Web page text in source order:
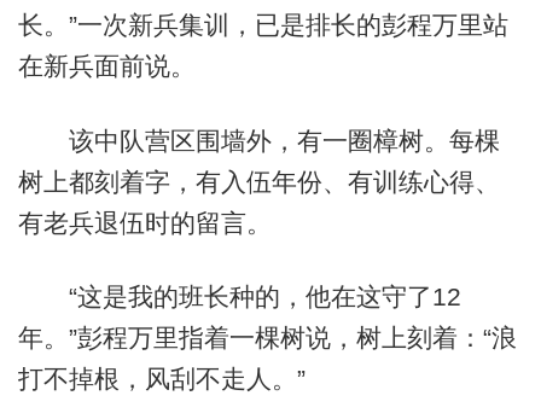
长。”一次新兵集训，已是排长的彭程万里站
在新兵面前说。
该中队营区围墙外，有一圈樟树。每棵
树上都刻着字，有入伍年份、有训练心得、
有老兵退伍时的留言。
“这是我的班长种的，他在这守了12
年。”彭程万里指着一棵树说，树上刻着：“浪
打不掉根，风刮不走人。”